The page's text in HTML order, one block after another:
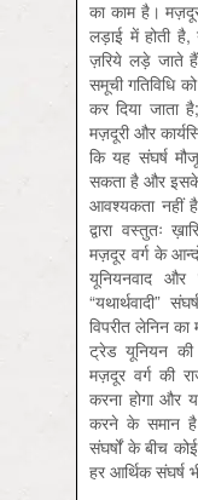
का काम है।
लड़ाई में होती
ज़रिये लड़े जाते
समूची गतिविधि
कर दिया जाता
मज़दूरी और
कि यह संघर्ष
सकता है और इसके
आवश्यकता नहीं
द्वारा वस्तुतः
मज़दूर वर्ग के
यूनियनवाद और
“यथार्थवादी”
विपरीत लेनिन का
ट्रेड यूनियन की
मज़दूर वर्ग की
करना होगा और
करने के समान
संघर्षों के बीच
हर आर्थिक संघर्ष